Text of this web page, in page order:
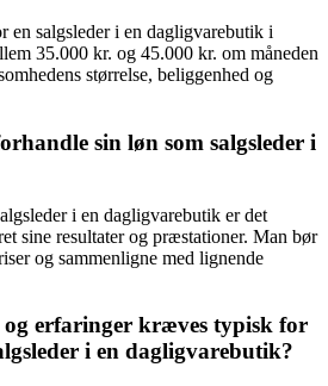
en salgsleder i en dagligvarebutik i
35.000 kr. og 45.000 kr. om måneden
størrelse, beliggenhed og
sin løn som salgsleder i
i en dagligvarebutik er det
sine resultater og præstationer. Man bør
og sammenligne med lignende
erfaringer kræves typisk for
i en dagligvarebutik?